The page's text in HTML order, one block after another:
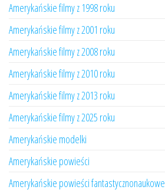
Amerykańskie filmy z 1998 roku
Amerykańskie filmy z 2001 roku
Amerykańskie filmy z 2008 roku
Amerykańskie filmy z 2010 roku
Amerykańskie filmy z 2013 roku
Amerykańskie filmy z 2025 roku
Amerykańskie modelki
Amerykańskie powieści
Amerykańskie powieści fantastycznonaukowe